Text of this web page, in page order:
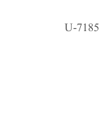
U-7185